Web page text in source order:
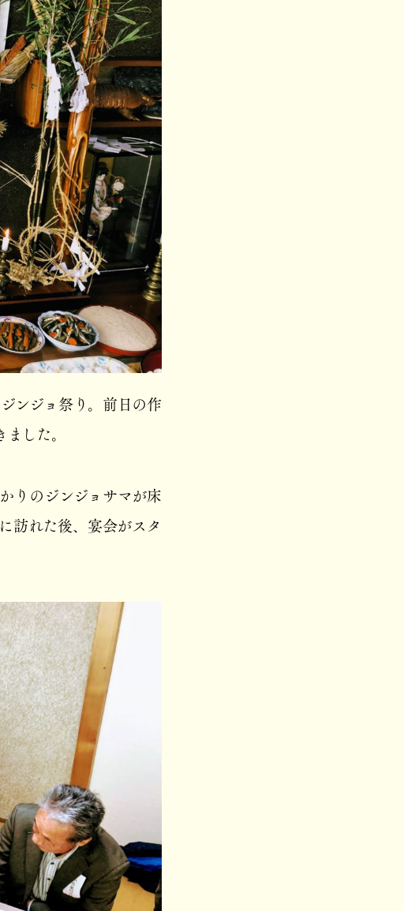
ンジョ祭り。前日の作
した。
りのジンジョサマが床
訪れた後、宴会がスタ